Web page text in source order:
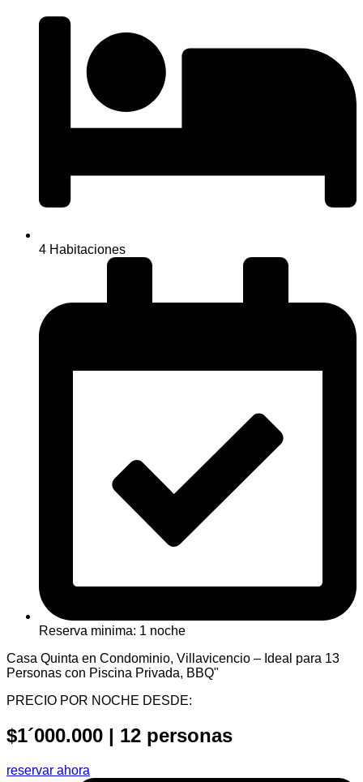
4 Habitaciones
Reserva minima: 1 noche
Casa Quinta en Condominio, Villavicencio – Ideal para 13
Personas con Piscina Privada, BBQ"
PRECIO POR NOCHE DESDE:
$1´000.000 | 12 personas
reservar ahora